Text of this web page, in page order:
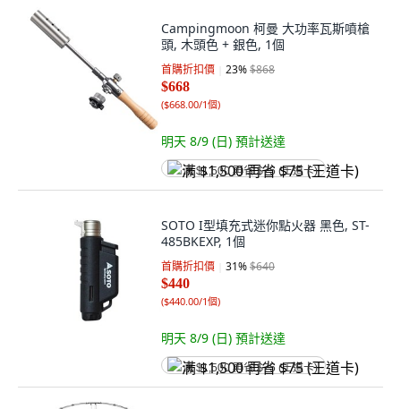
Campingmoon 柯曼 大功率瓦斯噴槍
頭, 木頭色 + 銀色, 1個
首購折扣價 23%$868
$668
($668.00/1個)
明天 8/9 (日) 預計送達
满 $1,500 再省 $75 (王道卡)
SOTO I型填充式迷你點火器 黑色, ST-
485BKEXP, 1個
首購折扣價 31%$640
$440
($440.00/1個)
明天 8/9 (日) 預計送達
满 $1,500 再省 $75 (王道卡)